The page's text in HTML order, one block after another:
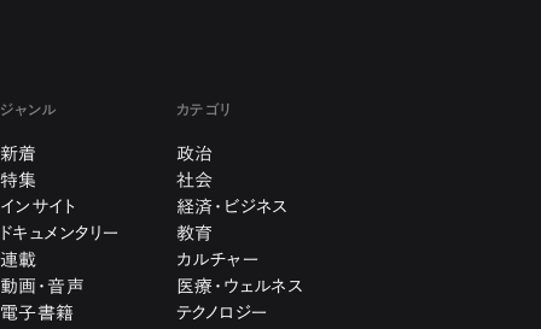
ジャンル
新着
特集
インサイト
ドキュメンタリー
連載
動画・音声
電子書籍
カテゴリ
政治
社会
経済・ビジネス
教育
カルチャー
医療・ウェルネス
テクノロジー